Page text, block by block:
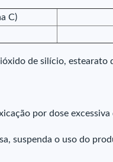
C)
de silício, estearato
por dose excessiva
suspenda o uso do